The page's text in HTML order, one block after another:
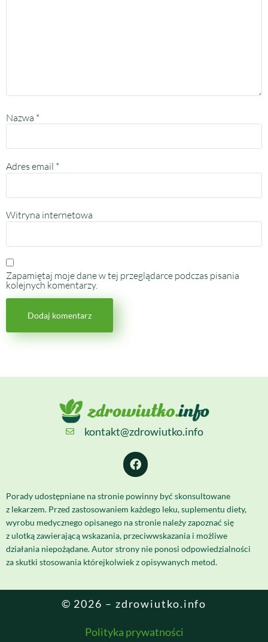
Nazwa *
Adres email *
Witryna internetowa
Zapamiętaj moje dane w tej przeglądarce podczas pisania
kolejnych komentarzy.
kontakt@zdrowiutko.info
Porady udostępniane na stronie powinny być skonsultowane
z lekarzem. Przed zastosowaniem każdego leku, suplementu diety,
wyrobu medycznego opisanego na stronie należy zapoznać się
z ulotką zawierającą wskazania, przeciwwskazania i możliwe
działania niepożądane. Autor strony nie ponosi odpowiedzialności
za skutki stosowania którejkolwiek z opisywanych metod.
© 2026 – zdrowiutko.info
Polityka prywatności